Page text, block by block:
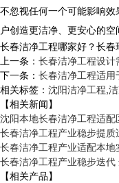
不忽视任何一个可能影响
户创造更洁净、更安心的
长春洁净工程哪家好？长
上一条： 长春洁净工程设
下一条： 长春洁净工程适
相关标签： 沈阳洁净工程,
【相关新闻】
沈阳本地长春洁净工程适配
长春洁净工程产业稳步提质
长春洁净工程产业适配本
长春洁净工程产业稳步迭
【相关产品】